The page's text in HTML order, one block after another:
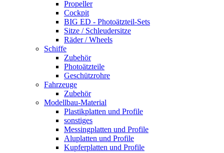
Propeller
Cockpit
BIG ED - Photoätzteil-Sets
Sitze / Schleudersitze
Räder / Wheels
Schiffe
Zubehör
Photoätzteile
Geschützrohre
Fahrzeuge
Zubehör
Modellbau-Material
Plastikplatten und Profile
sonstiges
Messingplatten und Profile
Aluplatten und Profile
Kupferplatten und Profile